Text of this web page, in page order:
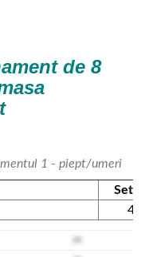
de 8
1 - piept/umeri
4